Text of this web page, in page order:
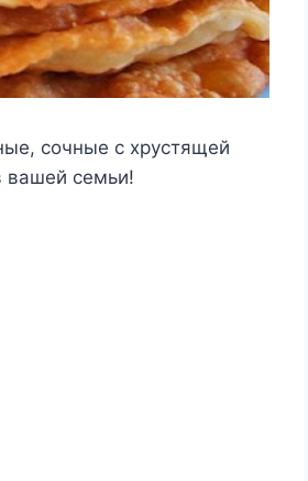
сочные с хрустящей
вашей семьи!